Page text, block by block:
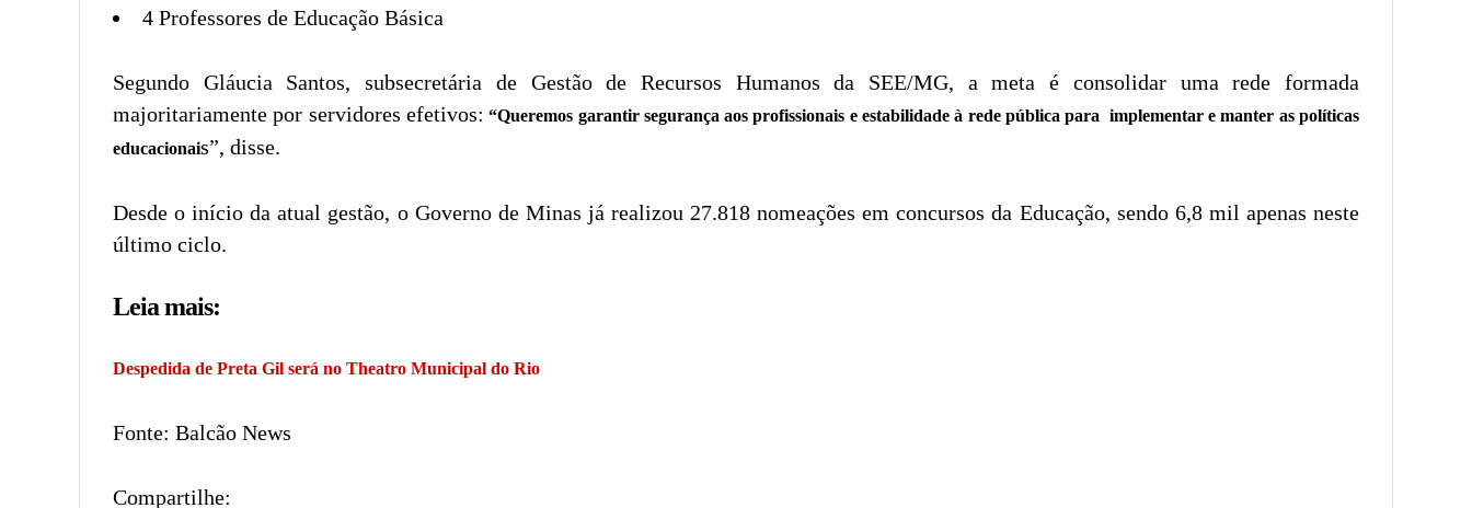
4 Professores de Educação Básica
Segundo Gláucia Santos, subsecretária de Gestão de Recursos Humanos da SEE/MG, a meta é consolidar uma rede formada
majoritariamente por servidores efetivos: “Queremos garantir segurança aos profissionais e estabilidade à rede pública para implementar e manter as políticas
educacionais”, disse.
Desde o início da atual gestão, o Governo de Minas já realizou 27.818 nomeações em concursos da Educação, sendo 6,8 mil apenas neste
último ciclo.
Leia mais:
Despedida de Preta Gil será no Theatro Municipal do Rio
Fonte: Balcão News
Compartilhe: